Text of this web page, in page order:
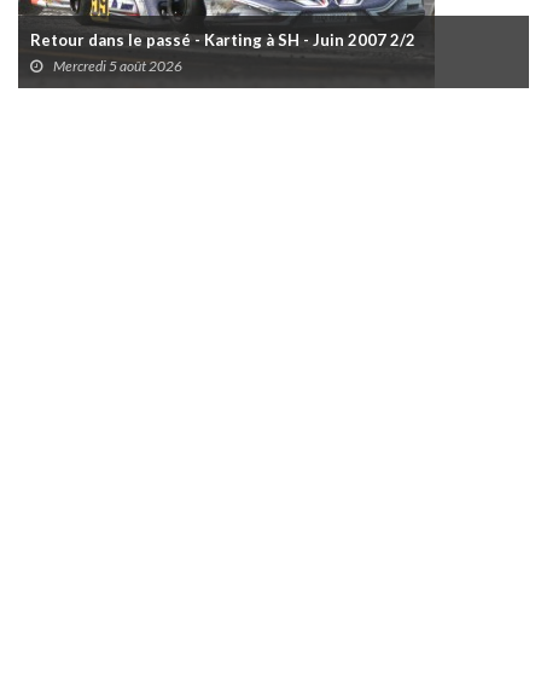
Retour dans le passé - Karting à SH - Juin 2007 2/2
Mercredi 5 août 2026